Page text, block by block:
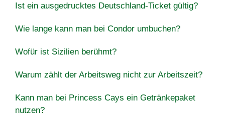
Ist ein ausgedrucktes Deutschland-Ticket gültig?
Wie lange kann man bei Condor umbuchen?
Wofür ist Sizilien berühmt?
Warum zählt der Arbeitsweg nicht zur Arbeitszeit?
Kann man bei Princess Cays ein Getränkepaket
nutzen?